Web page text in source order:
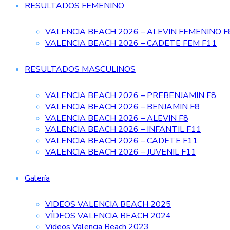
RESULTADOS FEMENINO
VALENCIA BEACH 2026 – ALEVIN FEMENINO
VALENCIA BEACH 2026 – CADETE FEM F11
RESULTADOS MASCULINOS
VALENCIA BEACH 2026 – PREBENJAMIN F8
VALENCIA BEACH 2026 – BENJAMIN F8
VALENCIA BEACH 2026 – ALEVIN F8
VALENCIA BEACH 2026 – INFANTIL F11
VALENCIA BEACH 2026 – CADETE F11
VALENCIA BEACH 2026 – JUVENIL F11
Galería
VIDEOS VALENCIA BEACH 2025
VÍDEOS VALENCIA BEACH 2024
Videos Valencia Beach 2023